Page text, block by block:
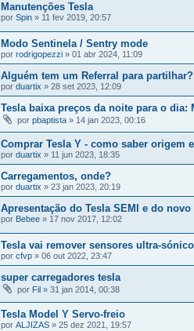
Manutenções Tesla
por Spin » 11 fev 2019, 20:57
Modo Sentinela / Sentry mode
por rodrigopezzi » 01 abr 2024, 11:09
Alguém tem um Referral para partilhar?
por duartix » 28 set 2023, 12:09
Tesla baixa preços da noite para o
por pbaptista » 14 jan 2023, 00:16
Comprar Tesla Y - como saber origem
por duartix » 11 jun 2023, 18:35
Carregamentos, onde?
por duartix » 23 jan 2023, 20:19
Apresentação do Tesla SEMI e do novo
por Bebee » 17 nov 2017, 12:02
Tesla vai remover sensores ultra-
por cfvp » 06 out 2022, 23:47
super carregadores tesla
por Fil » 31 jan 2014, 00:38
Tesla Model Y Servo-freio
por ALJIZAS » 25 dez 2021, 19:57